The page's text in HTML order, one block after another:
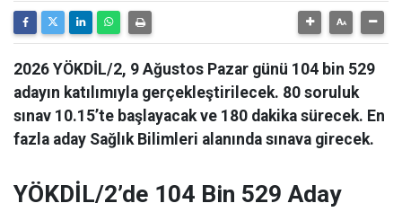
2026 YÖKDİL/2, 9 Ağustos Pazar günü 104 bin 529
adayın katılımıyla gerçekleştirilecek. 80 soruluk
sınav 10.15’te başlayacak ve 180 dakika sürecek. En
fazla aday Sağlık Bilimleri alanında sınava girecek.
YÖKDİL/2’de 104 Bin 529 Aday